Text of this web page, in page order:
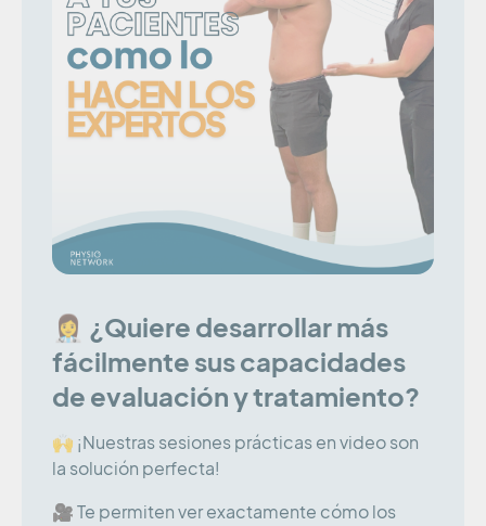
👩‍⚕️ ¿Quiere desarrollar más
fácilmente sus capacidades
de evaluación y tratamiento?
🙌 ¡Nuestras sesiones prácticas en video son
la solución perfecta!
🎥 Te permiten ver exactamente cómo los